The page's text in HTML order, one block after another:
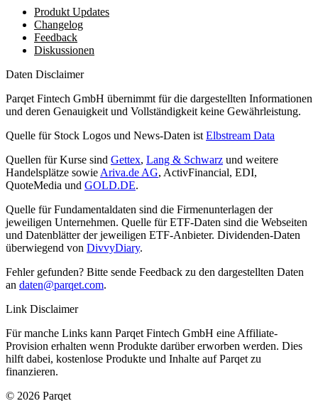
Produkt Updates
Changelog
Feedback
Diskussionen
Daten Disclaimer
Parqet Fintech GmbH übernimmt für die dargestellten Informationen
und deren Genauigkeit und Vollständigkeit keine Gewährleistung.
Quelle für Stock Logos und News-Daten ist Elbstream Data
Quellen für Kurse sind Gettex, Lang & Schwarz und weitere
Handelsplätze sowie Ariva.de AG, ActivFinancial, EDI,
QuoteMedia und GOLD.DE.
Quelle für Fundamentaldaten sind die Firmenunterlagen der
jeweiligen Unternehmen. Quelle für ETF-Daten sind die Webseiten
und Datenblätter der jeweiligen ETF-Anbieter. Dividenden-Daten
überwiegend von DivvyDiary.
Fehler gefunden? Bitte sende Feedback zu den dargestellten Daten
an daten@parqet.com.
Link Disclaimer
Für manche Links kann Parqet Fintech GmbH eine Affiliate-
Provision erhalten wenn Produkte darüber erworben werden. Dies
hilft dabei, kostenlose Produkte und Inhalte auf Parqet zu
finanzieren.
© 2026 Parqet